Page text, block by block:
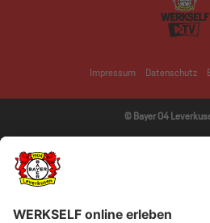
Impressum Datenschutz
© Bayer 04